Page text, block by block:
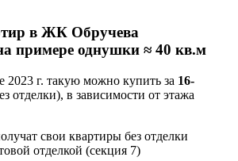
в ЖК Обручева
примере однушки ≈ 40 кв.м
2023 г. такую можно купить за 16-
отделки), в зависимости от этажа
свои квартиры без отделки
отделкой (секция 7)